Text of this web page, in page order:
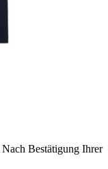
Nach Bestätigung Ihrer